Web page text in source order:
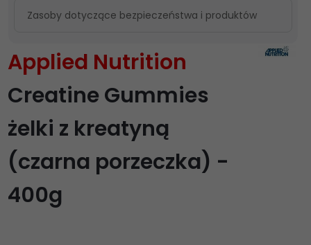
Applied Nutrition
Creatine Gummies
żelki z kreatyną
(czarna porzeczka) -
400g
Zasoby dotyczące bezpieczeństwa i produktów